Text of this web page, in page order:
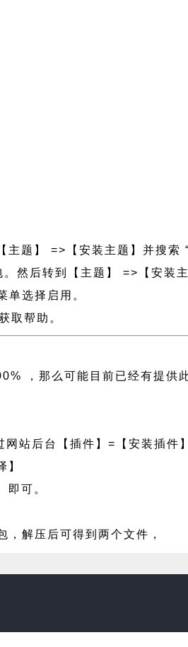
题】 =>【安装主题】并搜索
后转到【主题】 =>【安装主
选择启用。
取帮助。
，那么可能目前已经有提供
网站后台【插件】=【安装插件
】
即可。
解压后可得到两个文件，